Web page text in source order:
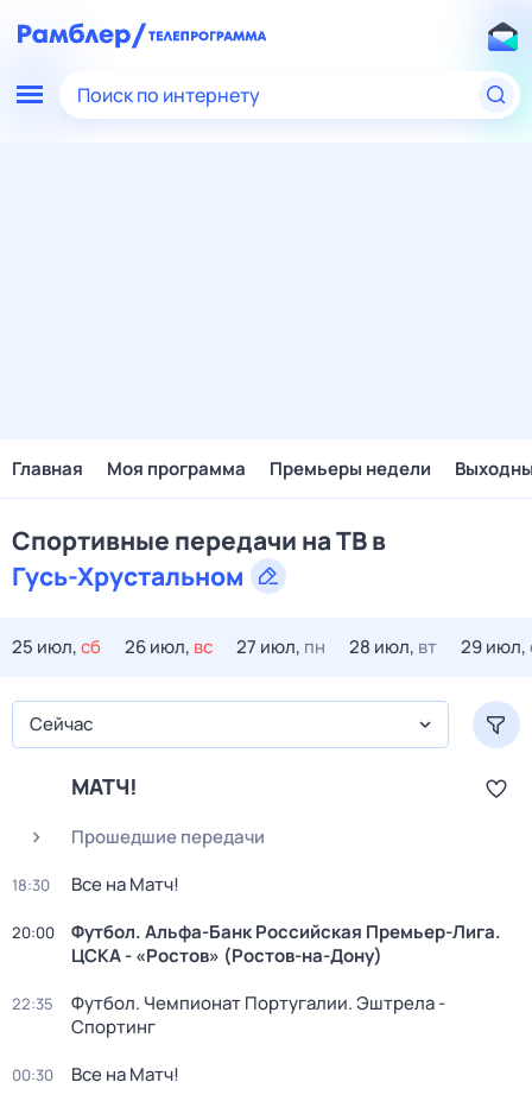
Поиск по интернету
Главная Моя программа Премьеры недели
Спортивные передачи на ТВ в
Гусь-Хрустальном
25 июл,сб 26 июл, вс 27 июл, пн 28 июл, вт 29 июл,
Сейчас
МАТЧ!
Прошедшие передачи
18:30 Все на Матч!
20:00
Футбол. Альфа-Банк Российская Премьер-Лига.
ЦСКА - «Ростов» (Ростов-на-Дону)
22:35
Футбол. Чемпионат Португалии. Эштрела -
Спортинг
00:30 Все на Матч!